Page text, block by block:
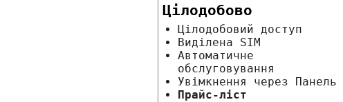
Цілодобово
Цілодобовий доступ
Виділена SIM
Автоматичне
обслуговування
Увімкнення через Панель
Прайс-ліст